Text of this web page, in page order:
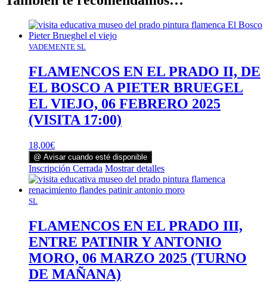
VADEMENTE SL
FLAMENCOS EN EL PRADO II, DE
EL BOSCO A PIETER BRUEGEL
EL VIEJO, 06 FEBRERO 2025
(VISITA 17:00)
18,00€
@ Avisar cuando esté disponible
Inscripción Cerrada Mostrar detalles
SL
FLAMENCOS EN EL PRADO III,
ENTRE PATINIR Y ANTONIO
MORO, 06 MARZO 2025 (TURNO
DE MAÑANA)